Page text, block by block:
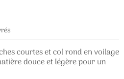
courtes et col rond en voilage
douce et légère pour un